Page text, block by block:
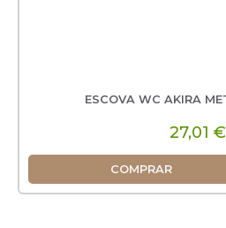
ESCOVA WC AKIRA
27,01 €
COMPRAR